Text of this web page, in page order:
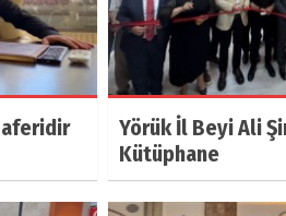
Yörük İl Beyi Ali
Kütüphane